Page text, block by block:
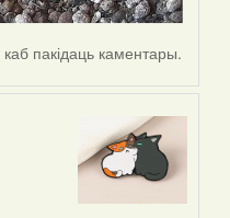
каб пакідаць каментары.